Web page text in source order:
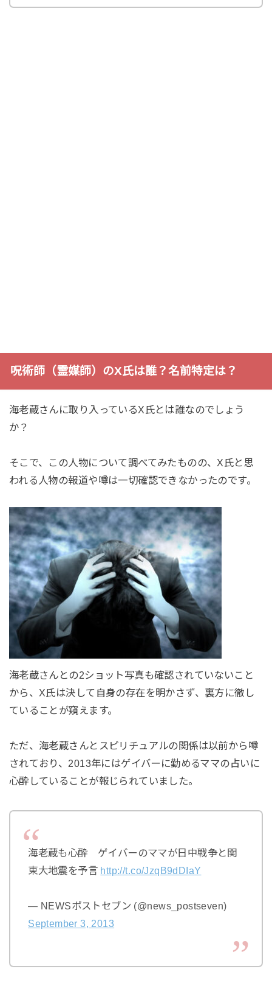
呪術師（霊媒師）のX氏は誰？名前特定は？
海老蔵さんに取り入っているX氏とは誰なのでしょう
か？
そこで、この人物について調べてみたものの、X氏と思
われる人物の報道や噂は一切確認できなかったのです。
海老蔵さんとの2ショット写真も確認されていないこと
から、X氏は決して自身の存在を明かさず、裏方に徹し
ていることが窺えます。
ただ、海老蔵さんとスピリチュアルの関係は以前から噂
されており、2013年にはゲイバーに勤めるママの占いに
心酔していることが報じられていました。
海老蔵も心酔 ゲイバーのママが日中戦争と関
東大地震を予言 http://t.co/JzqB9dDIaY
— NEWSポストセブン (@news_postseven)
September 3, 2013